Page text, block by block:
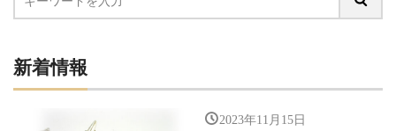
新着情報
2023年11月15日